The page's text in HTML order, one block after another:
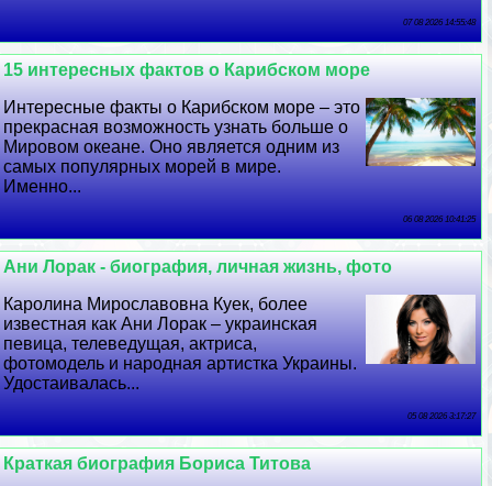
07 08 2026 14:55:48
15 интересных фактов о Карибском море
Интересные факты о Карибском море – это
прекрасная возможность узнать больше о
Мировом океане. Оно является одним из
самых популярных морей в мире.
Именно...
06 08 2026 10:41:25
Ани Лоpaк - биография, личная жизнь, фото
Каролина Мирославовна Куек, более
известная как Ани Лоpaк – украинская
певица, телеведущая, актриса,
фотомодель и народная артистка Украины.
Удостаивалась...
05 08 2026 3:17:27
Краткая биография Бориса Титова